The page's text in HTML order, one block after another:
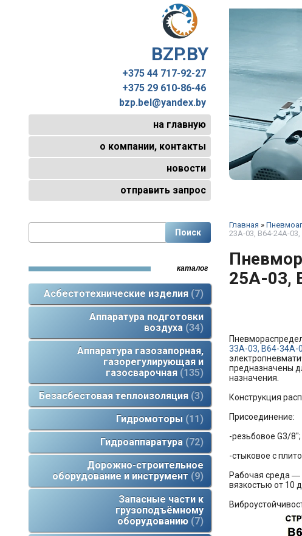
BZP.BY
+375 44 717-92-27
+375 29 610-86-46
bzp.bel@yandex.by
на главную
о компании, контакты
новости
отправить запрос
каталог
Асбестотехнические изделия 7
Аппаратура подготовки
воздуха 34
Аппаратура газозапорная,
газорегулирующая и
газосварочная 135
Безасбестовая теплоизоляция 3
Гидромоторы
11
Гидроаппаратура 72
Дорожно-строительное
оборудование и инструмент
9
Запасные части к
грузоподъёмному
оборудованию 7
Главная »
23А-03, В64-24А-
25А-03,
33А-03, В64-34А-
предназначены
назначения.
Конструкция
Присоединение:
-резьбовое G3/
-стыковое с
Рабочая среда ―
вязкостью от 10